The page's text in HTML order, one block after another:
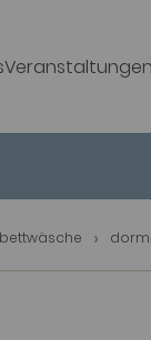
Veranstaltungen